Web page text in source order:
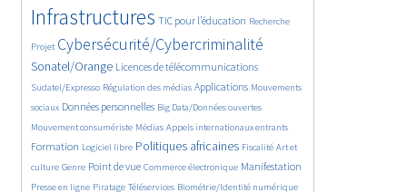
Infrastructures
1836/5815
TIC pour l’éducation
197/5815
Recherche
246/5815
Projet
3754/5815Cybersécurité/Cybercriminalité
2301/5815
Sonatel/Orange
1642/5815 Licences de télécommunications
301/5815
Sudatel/Expresso
1049/5815 Régulation des médias
1532/5815 Applications
1232/5815
Mouvements
sociaux
1710/5815Données personnelles
146/5815 Big Data/Données ouvertes
621/5815
Mouvement consumériste
364/5815 Médias
651/5815 Appels internationaux entrants
1742/5815
Formation
111/5815 Logiciel libre
2498/5815 Politiques africaines
1091/5815 Fiscalité
174/5815
Art et
culture
588/5815
Genre
1955/5815 Point de vue
1069/5815 Commerce électronique
1501/5815 Manifestation
321/5815
Presse en ligne
127/5815 Piratage
210/5815 Téléservices
1223/5815 Biométrie/Identité numérique
364/5815